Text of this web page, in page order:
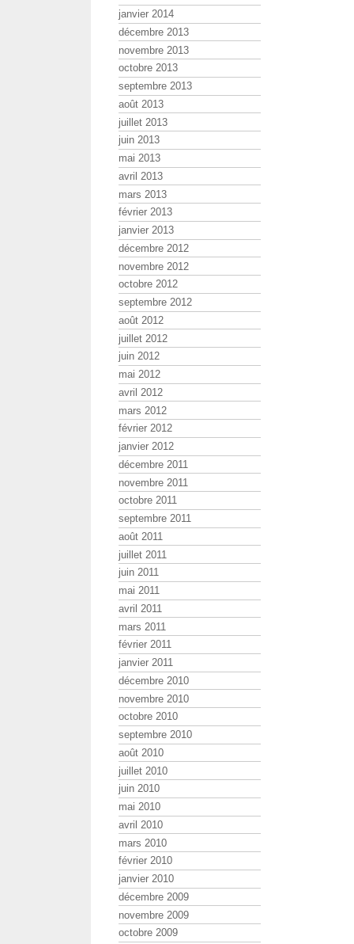
janvier 2014
décembre 2013
novembre 2013
octobre 2013
septembre 2013
août 2013
juillet 2013
juin 2013
mai 2013
avril 2013
mars 2013
février 2013
janvier 2013
décembre 2012
novembre 2012
octobre 2012
septembre 2012
août 2012
juillet 2012
juin 2012
mai 2012
avril 2012
mars 2012
février 2012
janvier 2012
décembre 2011
novembre 2011
octobre 2011
septembre 2011
août 2011
juillet 2011
juin 2011
mai 2011
avril 2011
mars 2011
février 2011
janvier 2011
décembre 2010
novembre 2010
octobre 2010
septembre 2010
août 2010
juillet 2010
juin 2010
mai 2010
avril 2010
mars 2010
février 2010
janvier 2010
décembre 2009
novembre 2009
octobre 2009